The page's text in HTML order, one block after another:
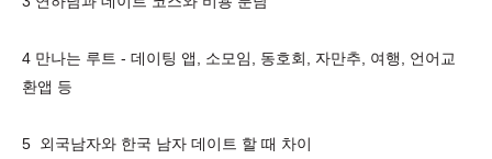
4 만나는 루트 - 데이팅 앱, 소모임, 동호회, 자만추, 여행, 언어교
환앱 등
5 외국남자와 한국 남자 데이트 할 때 차이